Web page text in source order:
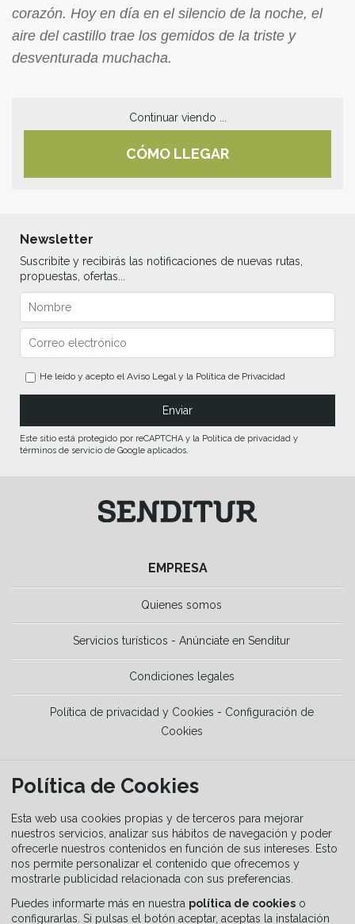
corazón. Hoy en día en el silencio de la noche, el
aire del castillo trae los gemidos de la triste y
desventurada muchacha.
Continuar viendo ...
CÓMO LLEGAR
EMPRESA
Quienes somos
Servicios turísticos - Anúnciate en Senditur
Condiciones legales
Política de privacidad y Cookies - Configuración de
Cookies
HERRAMIENTAS
La Guía del senderista
Equipamiento
Guía de señalización
Newsletter
Suscribite y recibirás las notificaciones de nuevas rutas,
propuestas, ofertas...
He leído y acepto el Aviso Legal y la Política de Privacidad
Este sitio está protegido por reCAPTCHA y la Política de privacidad y
términos de servicio de Google aplicados.
Política de Cookies
Esta web usa cookies propias y de terceros para mejorar
nuestros servicios, analizar sus hábitos de navegación y poder
ofrecerle nuestros contenidos en función de sus intereses. Esto
nos permite personalizar el contenido que ofrecemos y
mostrarle publicidad relacionada con sus preferencias.
Puedes informarte más en nuestra política de cookies o
configurarlas. Si pulsas el botón aceptar, aceptas la instalación